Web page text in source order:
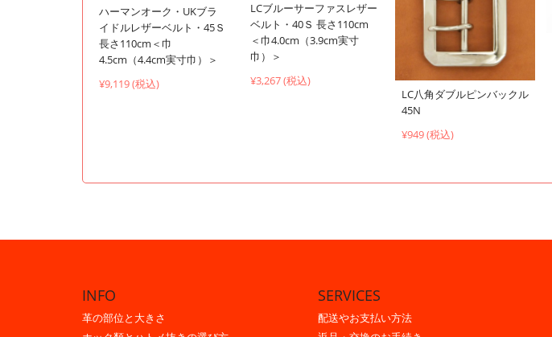
ハーマンオーク・UKブラ
イドルレザーベルト・45Ｓ
長さ110cm＜巾
4.5cm（4.4cm実寸巾）＞
¥9,119 (税込)
LCブルーサーファスレザー
ベルト・40Ｓ 長さ110cm
＜巾4.0cm（3.9cm実寸
巾）＞
¥3,267 (税込)
LC八角ダブルピンバックル
45N
¥949 (税込)
INFO
革の部位と大きさ
SERVICES
配送やお支払い方法